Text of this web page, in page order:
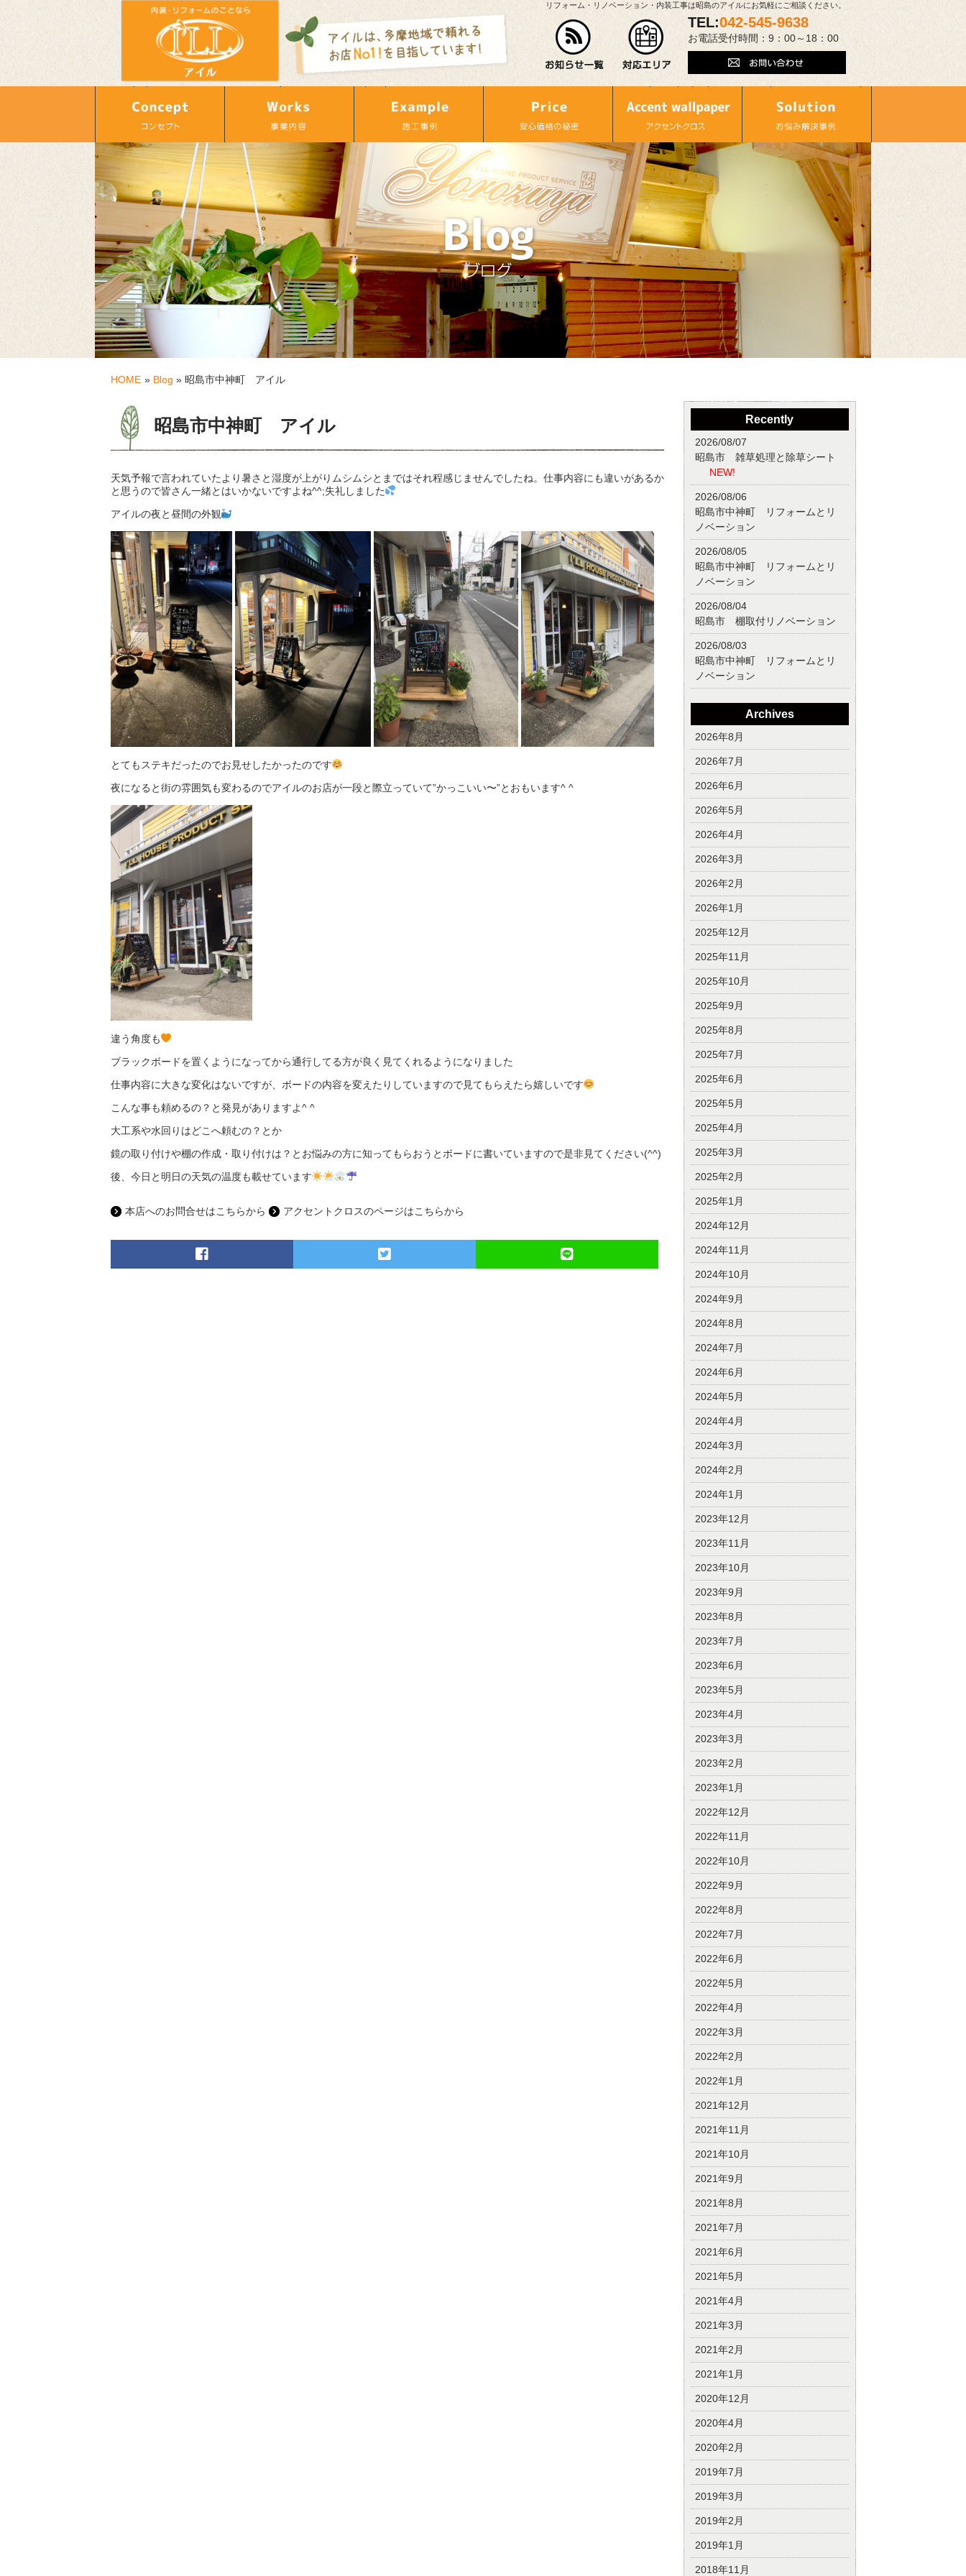
リフォーム・リノベーション・内装工事は昭島のアイルにお気軽にご相談ください。
TEL:042-545-9638
お電話受付時間：9：00～18：00
HOME » Blog » 昭島市中神町 アイル
昭島市中神町 アイル
天気予報で言われていたより暑さと湿度が上がりムシムシとまではそれ程感じませんでしたね。仕事内容にも違いがあるか
と思うので皆さん一緒とはいかないですよね^^;失礼しました
アイルの夜と昼間の外観
とてもステキだったのでお見せしたかったのです
夜になると街の雰囲気も変わるのでアイルのお店が一段と際立っていて”かっこいい〜”とおもいます^ ^
違う角度も
ブラックボードを置くようになってから通行してる方が良く見てくれるようになりました
仕事内容に大きな変化はないですが、ボードの内容を変えたりしていますので見てもらえたら嬉しいです
こんな事も頼めるの？と発見がありますよ^ ^
大工系や水回りはどこへ頼むの？とか
鏡の取り付けや棚の作成・取り付けは？とお悩みの方に知ってもらおうとボードに書いていますので是非見てください(^^)
後、今日と明日の天気の温度も載せています
本店へのお問合せはこちらから アクセントクロスのページはこちらから
Recently
2026/08/07
昭島市 雑草処理と除草シート
NEW!
2026/08/06
昭島市中神町 リフォームとリ
ノベーション
2026/08/05
昭島市中神町 リフォームとリ
ノベーション
2026/08/04
昭島市 棚取付リノベーション
2026/08/03
昭島市中神町 リフォームとリ
ノベーション
Archives
2026年8月
2026年7月
2026年6月
2026年5月
2026年4月
2026年3月
2026年2月
2026年1月
2025年12月
2025年11月
2025年10月
2025年9月
2025年8月
2025年7月
2025年6月
2025年5月
2025年4月
2025年3月
2025年2月
2025年1月
2024年12月
2024年11月
2024年10月
2024年9月
2024年8月
2024年7月
2024年6月
2024年5月
2024年4月
2024年3月
2024年2月
2024年1月
2023年12月
2023年11月
2023年10月
2023年9月
2023年8月
2023年7月
2023年6月
2023年5月
2023年4月
2023年3月
2023年2月
2023年1月
2022年12月
2022年11月
2022年10月
2022年9月
2022年8月
2022年7月
2022年6月
2022年5月
2022年4月
2022年3月
2022年2月
2022年1月
2021年12月
2021年11月
2021年10月
2021年9月
2021年8月
2021年7月
2021年6月
2021年5月
2021年4月
2021年3月
2021年2月
2021年1月
2020年12月
2020年4月
2020年2月
2019年7月
2019年3月
2019年2月
2019年1月
2018年11月